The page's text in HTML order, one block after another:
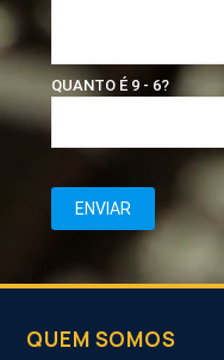
QUANTO É 9 - 6?
QUEM SOMOS